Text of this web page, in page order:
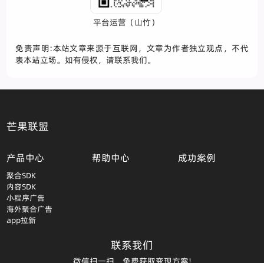
平台运营（山竹）
免责声明:本站文章来源于互联网，文章为作者独立观点，不代
表本站立场。如有侵权，请联系我们。
芒果联盟
产品中心
聚合SDK
内容SDK
小程序广告
海外聚合广告
app拉新
帮助中心 成功案例
联系我们